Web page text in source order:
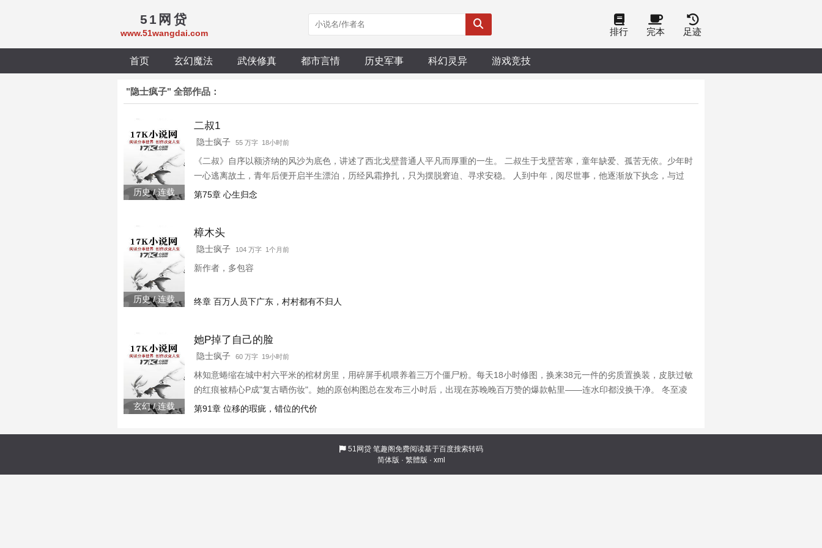
51网贷
www.51wangdai.com 排行 完本 足迹
首页 玄幻魔法 武侠修真 都市言情 历史军事 科幻灵异 游戏竞技
"隐士疯子" 全部作品：
历史 / 连载
二叔1
隐士疯子 55 万字 18小时前
《二叔》自序以额济纳的风沙为底色，讲述了西北戈壁普通人平凡而厚重的一生。 二叔生于戈壁苦寒，童年缺爱、孤苦无依。少年时
一心逃离故土，青年后便开启半生漂泊，历经风霜挣扎，只为摆脱窘迫、寻求安稳。 人到中年，阅尽世事，他逐渐放下执念，与过
往、亲情、命运和解，最终回到曾经拼命逃离的故土，扎根小镇，安放余生。 全书叙事克制苍凉，不煽情不狗血，忠实复刻西北底层
第75章 心生归念
历史 / 连载
樟木头
隐士疯子 104 万字 1个月前
新作者，多包容
终章 百万人员下广东，村村都有不归人
玄幻 / 连载
她P掉了自己的脸
隐士疯子 60 万字 19小时前
林知意蜷缩在城中村六平米的棺材房里，用碎屏手机喂养着三万个僵尸粉。每天18小时修图，换来38元一件的劣质置换装，皮肤过敏
的红痕被精心P成"复古晒伤妆"。她的原创构图总在发布三小时后，出现在苏晚晚百万赞的爆款帖里——连水印都没换干净。 冬至凌
晨三点，手机裂纹突然渗出蓝光。当她第214次修改被盗用的封面时，"修复画笔"竟抹掉了现实里苏晚晚的右眼。0.3秒的渲染卡顿撕
第91章 位移的瑕疵，错位的代价
51网贷笔趣阁免费阅读基于百度搜索转码
简体版 · 繁體版 · xml